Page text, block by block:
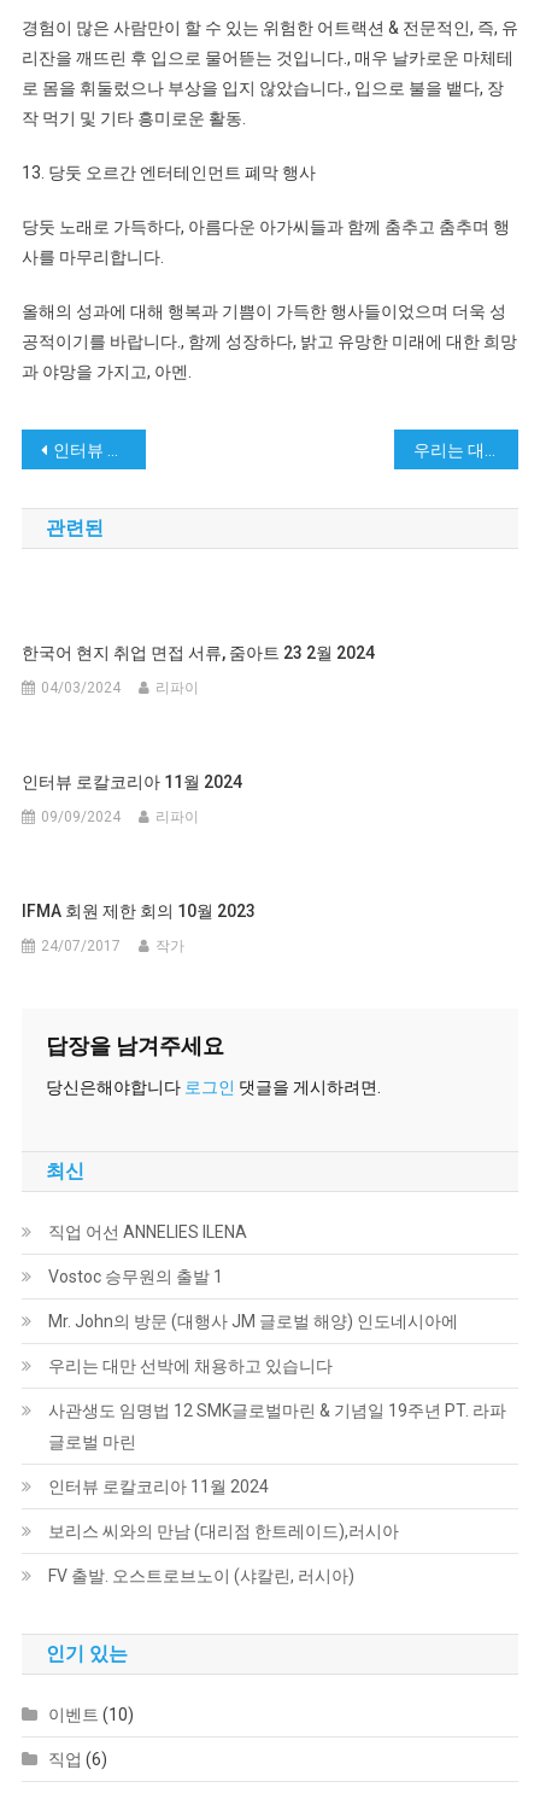
경험이 많은 사람만이 할 수 있는 위험한 어트랙션 & 전문적인, 즉, 유
리잔을 깨뜨린 후 입으로 물어뜯는 것입니다., 매우 날카로운 마체테
로 몸을 휘둘렀으나 부상을 입지 않았습니다., 입으로 불을 뱉다, 장
작 먹기 및 기타 흥미로운 활동.
13. 당둣 오르간 엔터테인먼트 폐막 행사
당둣 노래로 가득하다, 아름다운 아가씨들과 함께 춤추고 춤추며 행
사를 마무리합니다.
올해의 성과에 대해 행복과 기쁨이 가득한 행사들이었으며 더욱 성
공적이기를 바랍니다., 함께 성장하다, 밝고 유망한 미래에 대한 희망
과 야망을 가지고, 아멘.
게
시
물
색
인터뷰 로칼코리아 11월 2024 우리는 대만 선박에 채용하고 있습니다
관련된
한국어 현지 취업 면접 서류, 줌아트 23 2월 2024
04/03/2024 리파이
인터뷰 로칼코리아 11월 2024
09/09/2024 리파이
IFMA 회원 제한 회의 10월 2023
24/07/2017 작가
답장을 남겨주세요
당신은해야합니다 로그인 댓글을 게시하려면.
최신
직업 어선 ANNELIES ILENA
Vostoc 승무원의 출발 1
Mr. John의 방문 (대행사 JM 글로벌 해양) 인도네시아에
우리는 대만 선박에 채용하고 있습니다
사관생도 임명법 12 SMK글로벌마린 & 기념일 19주년 PT. 라파
글로벌 마린
인터뷰 로칼코리아 11월 2024
보리스 씨와의 만남 (대리점 한트레이드),러시아
FV 출발. 오스트로브노이 (샤칼린, 러시아)
인기 있는
이벤트 (10)
직업 (6)